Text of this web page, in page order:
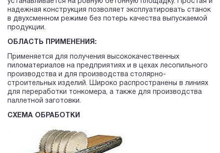
устанавливается на ровную бетонную площадку. Простая и
надежная конструкция позволяет эксплуатировать станок
в двухсменном режиме без потерь качества выпускаемой
продукции.
ОБЛАСТЬ ПРИМЕНЕНИЯ:
Применяется для получения высококачественных
пиломатериалов на предприятиях и в цехах лесопильного
производства и для производства столярно-
строительных изделий. Широко распространены в линиях
для переработки тонкомера, а также для производства
паллетной заготовки.
СХЕМА ОБРАБОТКИ